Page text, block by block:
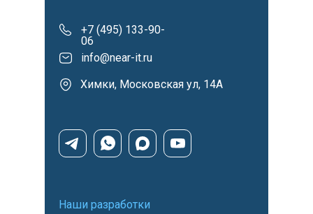
Наши разработки
+7 (495) 133-90-
06
info@near-it.ru
Химки, Московская ул, 14А